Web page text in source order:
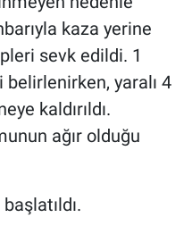
kaza yerine
sevk edildi. 1
belirlenirken, yaralı 4
kaldırıldı.
ağır olduğu